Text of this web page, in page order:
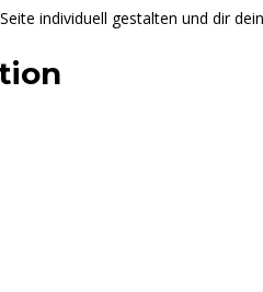
individuell gestalten und dir